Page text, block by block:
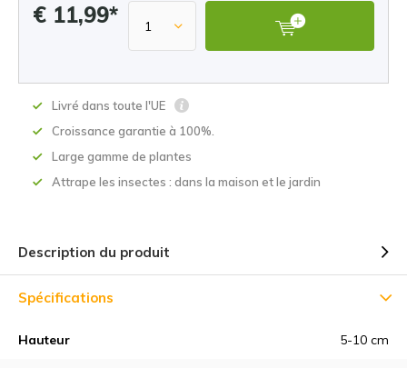
€ 11,99*
Livré dans toute l'UE
Croissance garantie à 100%.
Large gamme de plantes
Attrape les insectes : dans la maison et le jardin
Description du produit
Spécifications
Hauteur 5-10 cm